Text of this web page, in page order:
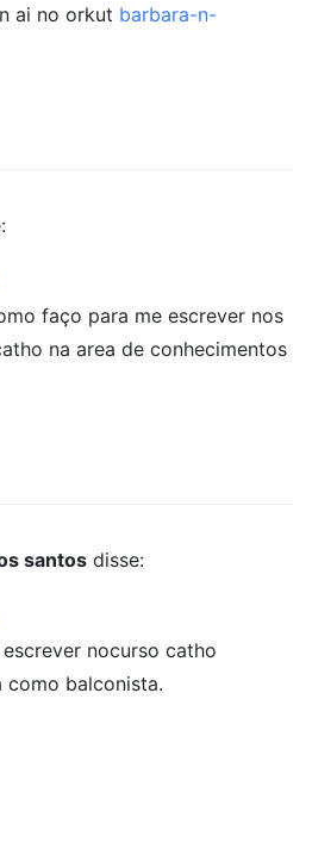
ai no orkut barbara-n-
faço para me escrever nos
na area de conhecimentos
santos disse:
nocurso catho
balconista.